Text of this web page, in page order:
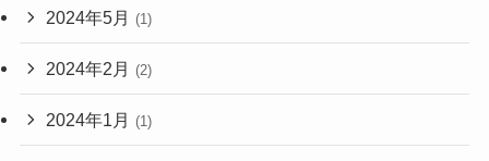
2024年5月 (1)
2024年2月 (2)
2024年1月 (1)